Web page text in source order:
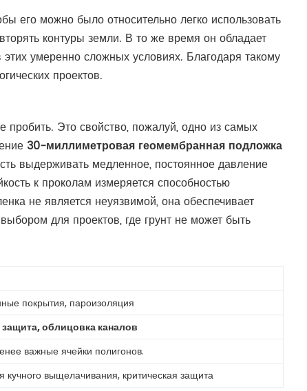
его можно было относительно легко использовать
контуры земли. В то же время он обладает
умеренно сложных условиях. Благодаря такому
проектов.
Это свойство, пожалуй, одно из самых
30-миллиметровая геомембранная подложка
выдерживать медленное, постоянное давление
к проколам измеряется способностью
не является неуязвимой, она обеспечивает
для проектов, где грунт не может быть
покрытия, пароизоляция
облицовка каналов
важные ячейки полигонов.
выщелачивания, критическая защита